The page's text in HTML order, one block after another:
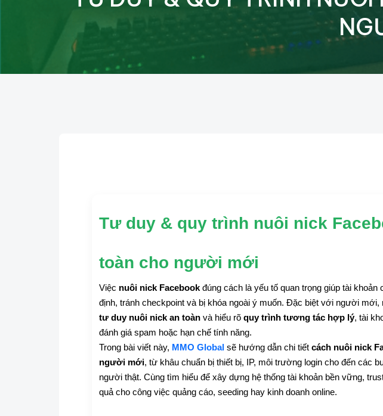
Tư duy & quy trình nuôi nick
toàn cho người mới
Việc nuôi nick Facebook đúng cách là yếu tố quan trọng giúp tài khoản
định, tránh checkpoint và bị khóa ngoài ý muốn. Đặc biệt với người mới,
tư duy nuôi nick an toàn và hiểu rõ quy trình tương tác hợp lý, tài
đánh giá spam hoặc hạn chế tính năng.
Trong bài viết này, MMO Global sẽ hướng dẫn chi tiết cách nuôi nick
người mới, từ khâu chuẩn bị thiết bị, IP, môi trường login cho đến các
người thật. Cùng tìm hiểu để xây dựng hệ thống tài khoản bền vững,
quả cho công việc quảng cáo, seeding hay kinh doanh online.